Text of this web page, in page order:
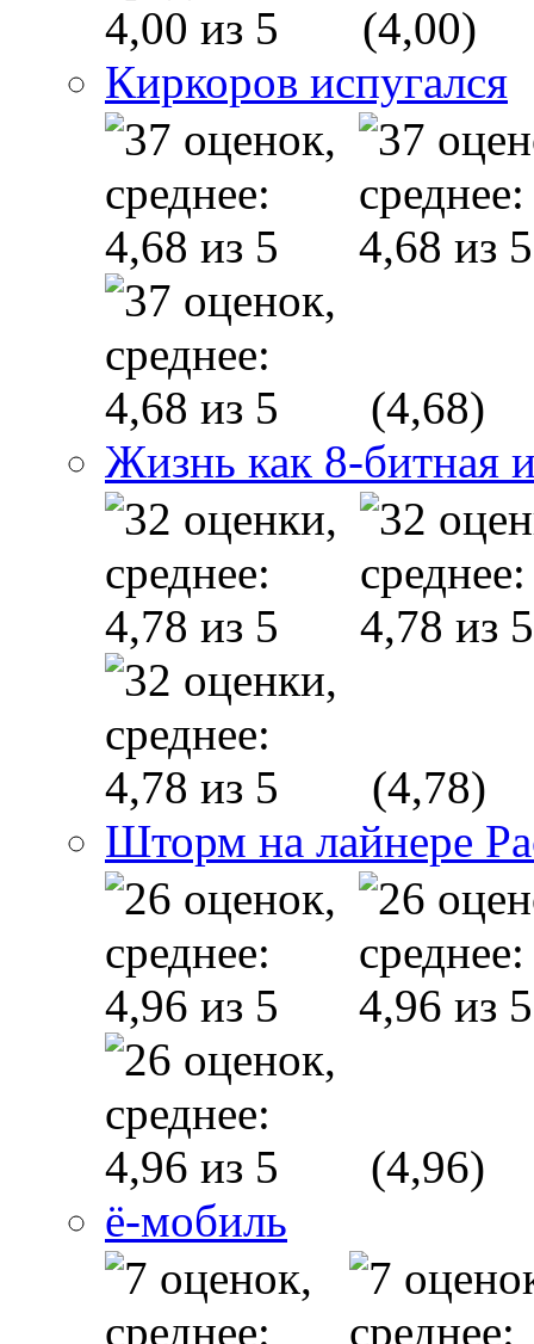
(4,00)
Киркоров испугался
(4,68)
Жизнь как 8-битная
(4,78)
Шторм на лайнере
(4,96)
ё-мобиль